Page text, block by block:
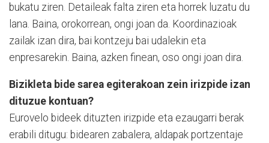
bukatu ziren. Detaileak falta ziren eta horrek luzatu du
lana. Baina, orokorrean, ongi joan da. Koordinazioak
zailak izan dira, bai kontzeju bai udalekin eta
enpresarekin. Baina, azken finean, oso ongi joan dira.
Bizikleta bide sarea egiterakoan zein irizpide izan
dituzue kontuan?
Eurovelo bideek dituzten irizpide eta ezaugarri berak
erabili ditugu: bidearen zabalera, aldapak portzentaje